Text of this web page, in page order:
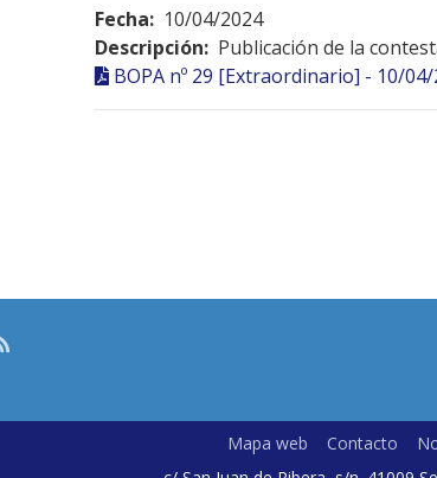
Fecha: 10/04/2024
Descripción: Publicación de la
BOPA nº 29 [Extraordinario] - 10/04/
RSS
Mapa web Contacto